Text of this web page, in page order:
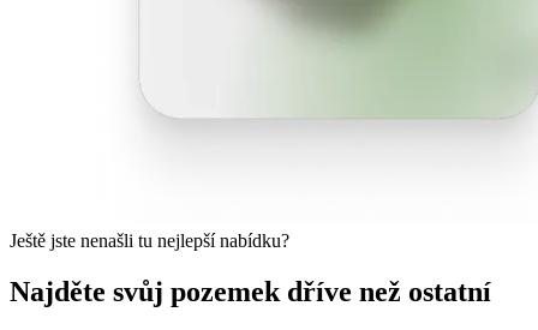
Ještě jste nenašli tu nejlepší nabídku?
Najděte svůj pozemek dříve než ostatní